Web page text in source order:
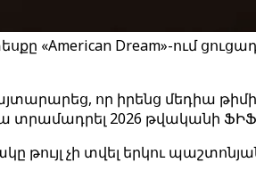
«American Dream»-ում
որ իրենց մեդիա
տրամադրել 2026 թվականի
թույլ չի տվել երկու